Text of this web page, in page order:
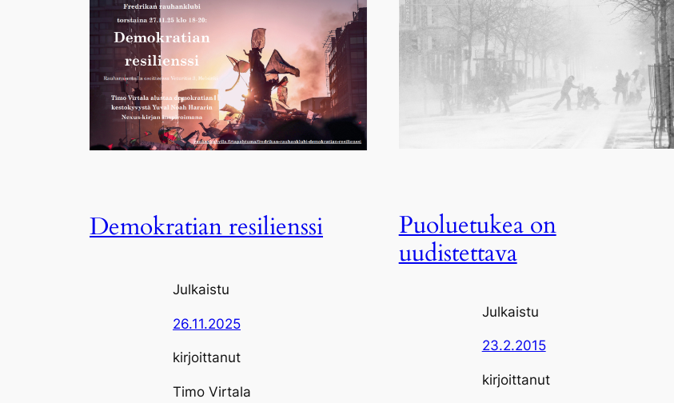
Demokratian resilienssi
Julkaistu
26.11.2025
kirjoittanut
Timo Virtala
Puoluetukea on
uudistettava
Julkaistu
23.2.2015
kirjoittanut